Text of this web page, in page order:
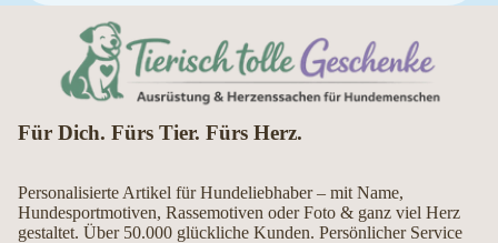
Für Dich. Fürs Tier. Fürs Herz.
Personalisierte Artikel für Hundeliebhaber – mit Name,
Hundesportmotiven, Rassemotiven oder Foto & ganz viel Herz
gestaltet. Über 50.000 glückliche Kunden. Persönlicher Service